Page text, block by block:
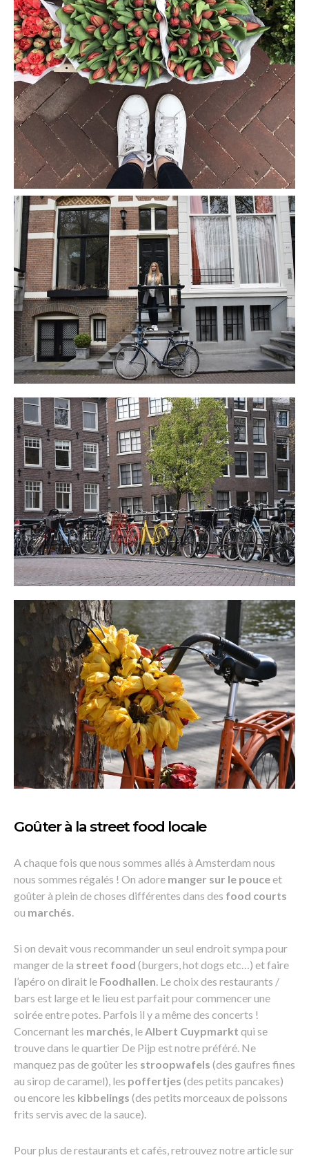
Goûter à la street food locale
A chaque fois que nous sommes allés à Amsterdam nous
nous sommes régalés ! On adore manger sur le pouceet
goûter à plein de choses différentes dans des food courts
ou marchés
Si on devait vous recommander un seul endroit sympa pour
manger de la street food (burgers, hot dogs etc…) et faire
l’apéro on dirait le Foodhallen . Le choix des restaurants /
bars est large et le lieu est parfait pour commencer une
soirée entre potes. Parfois il y a même des concerts !
Concernant les marchés , le Albert Cuypmarkt qui se
trouve dans le quartier De Pijp est notre préféré. Ne
manquez pas de goûter les stroopwafels (des gaufres fines
au sirop de caramel), les poffertjes (des petits pancakes)
ou encore les kibbelings (des petits morceaux de poissons
frits servis avec de la sauce).
Pour plus de restaurants et cafés, retrouvez notre article sur